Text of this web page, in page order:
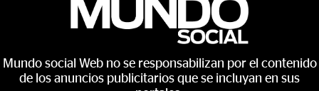
Mundo social Web no se responsabilizan por el contenido
de los anuncios publicitarios que se incluyan en sus